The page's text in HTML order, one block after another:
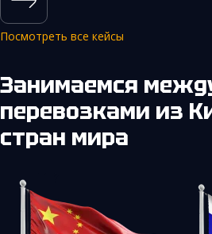
Посмотреть все кейсы
Занимаемся международными
перевозками из
стран мира